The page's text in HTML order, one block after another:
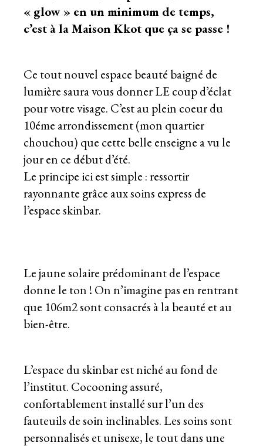
« glow » en un minimum de temps,
c’est à la Maison Kkot que ça se passe !
Ce tout nouvel espace beauté baigné de
lumière saura vous donner LE coup d’éclat
pour votre visage. C’est au plein coeur du
10éme arrondissement (mon quartier
chouchou) que cette belle enseigne a vu le
jour en ce début d’été.
Le principe ici est simple : ressortir
rayonnante grâce aux soins express de
l’espace skinbar.
Le jaune solaire prédominant de l’espace
donne le ton ! On n’imagine pas en rentrant
que 106m2 sont consacrés à la beauté et au
bien-être.
L’espace du skinbar est niché au fond de
l’institut. Cocooning assuré,
confortablement installé sur l’un des
fauteuils de soin inclinables. Les soins sont
personnalisés et unisexe, le tout dans une